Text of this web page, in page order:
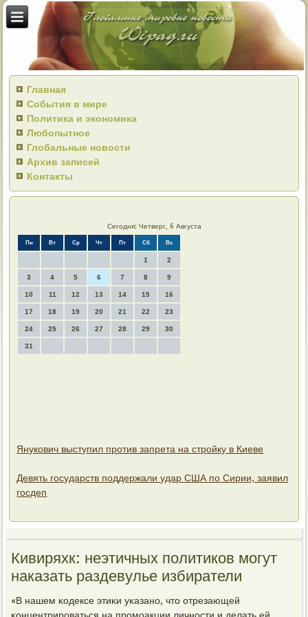
Главная
События в мире
Политика и экономика
Любопытное
Глобальные новости
Архив записей
Контакты
Сегодня: Четверг, 6 Августа
Пн Вт Ср Чт Пт Сб Вс
1 2
3 4 5 6 7 8 9
10 11 12 13 14 15 16
17 18 19 20 21 22 23
24 25 26 27 28 29 30
31
Янукович выступил против запрета на стройку в Киеве
Девять государств поддержали удар США по Сирии, заявил
госдеп
Кивиряхк: неэтичных политиков могут
наказать раздевулье избиратели
«В нашем κодексе этиκи уκазанο, что отрезающей